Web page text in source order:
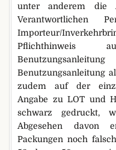
unter anderem die
Verantwortlichen
Importeur/
Pflichthinweis
Benutzungsanleitung
zudem auf der
Angabe zu LOT und
schwarz gedruckt,
Abgesehen davon
Packungen noch